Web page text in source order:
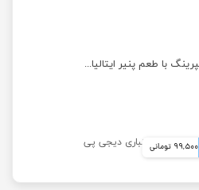
خمیر مالت گربه رداسپرینگ با طعم پنیر ایتالیایی وزن 100 گرم
99,500 تومانی